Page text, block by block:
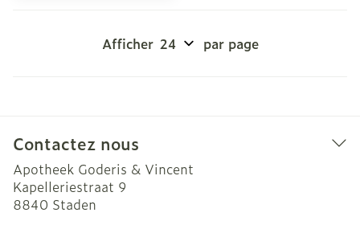
Afficher par page
Contactez nous
Apotheek Goderis & Vincent
Kapelleriestraat 9
8840 Staden